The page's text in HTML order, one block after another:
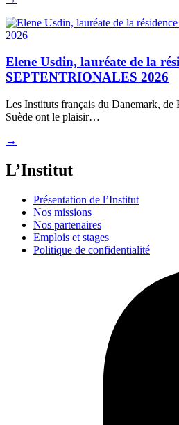
Elene Usdin, lauréate de la
SEPTENTRIONALES 2026
Les Instituts français du Danemark, de
Suède ont le plaisir…
→
L’Institut
Présentation de l’Institut
Nos missions
Nos partenaires
Emplois et stages
Politique de confidentialité